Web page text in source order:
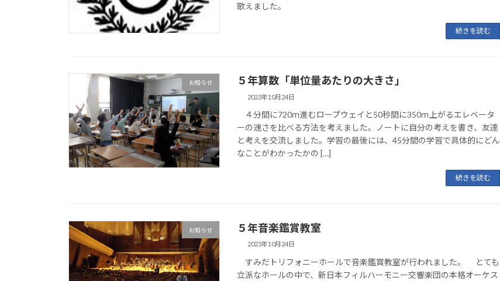
歌えました。
続きを読む
お知らせ ５年算数「単位量あたりの大きさ」
2023年10月24日
４分間に720ｍ進むロープウェイと50秒間に350ｍ上がるエレベータ
ーの速さを比べる方法を考えました。ノートに自分の考えを書き、友達
と考えを交流しました。学習の最後には、45分間の学習で具体的にどん
なことがわかったかの […]
続きを読む
お知らせ ５年音楽鑑賞教室
2023年10月24日
すみだトリフォニーホールで音楽鑑賞教室が行われました。 とても
立派なホールの中で、新日本フィルハーモニー交響楽団の本格オーケス